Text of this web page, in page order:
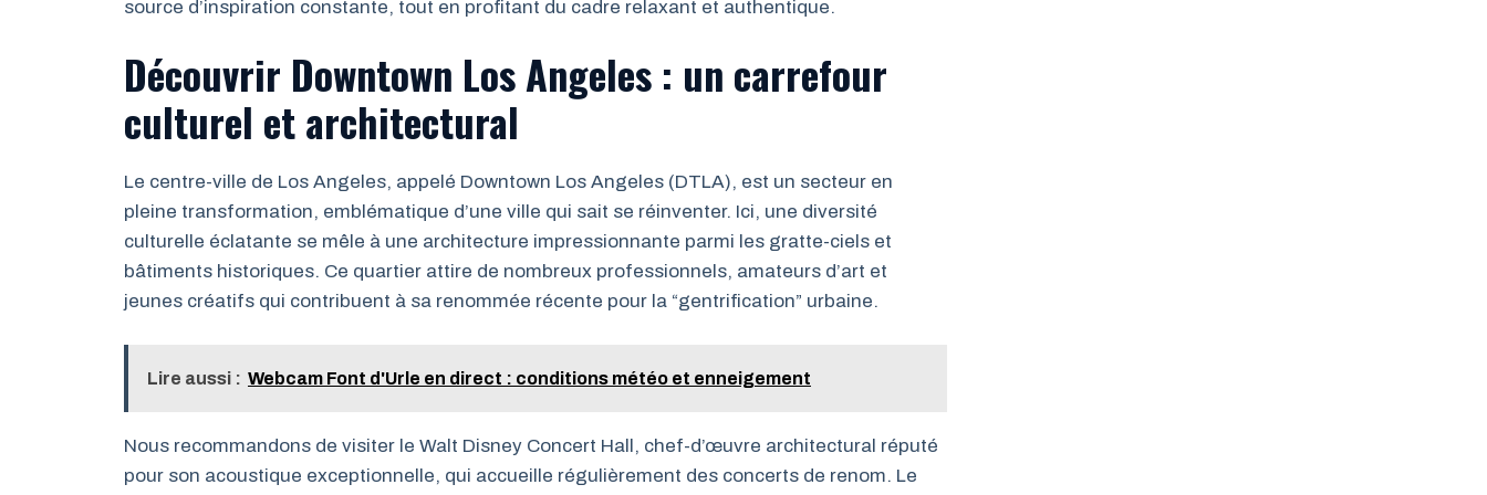
source d’inspiration constante, tout en profitant du cadre relaxant et authentique.
Découvrir Downtown Los Angeles : un carrefour
culturel et architectural
Le centre-ville de Los Angeles, appelé Downtown Los Angeles (DTLA), est un secteur en
pleine transformation, emblématique d’une ville qui sait se réinventer. Ici, une diversité
culturelle éclatante se mêle à une architecture impressionnante parmi les gratte-ciels et
bâtiments historiques. Ce quartier attire de nombreux professionnels, amateurs d’art et
jeunes créatifs qui contribuent à sa renommée récente pour la “gentrification” urbaine.
Lire aussi : Webcam Font d'Urle en direct : conditions météo et enneigement
Nous recommandons de visiter le Walt Disney Concert Hall, chef-d’œuvre architectural réputé
pour son acoustique exceptionnelle, qui accueille régulièrement des concerts de renom. Le